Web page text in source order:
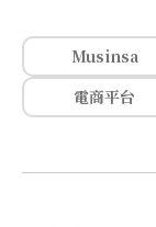
Musinsa
電商平台